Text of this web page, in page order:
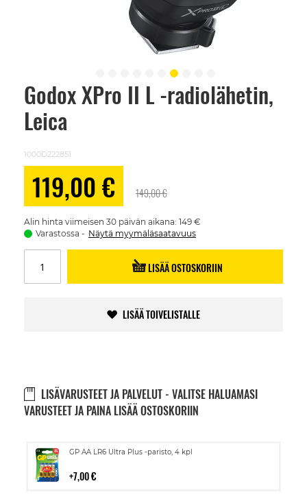
Godox XPro II L -radiolähetin,
Leica
1000D222851
119,00 € 149,00 €
Alin hinta viimeisen 30 päivän aikana: 149 €
Varastossa
Näytä myymäläsaatavuus
LISÄÄ OSTOSKORIIN
LISÄÄ TOIVELISTALLE
LISÄVARUSTEET JA PALVELUT - VALITSE HALUAMASI
VARUSTEET JA PAINA LISÄÄ OSTOSKORIIN
GP AA LR6 Ultra Plus -paristo, 4 kpl
7,00 €
Lisää
Skip
beginning
images
gallery